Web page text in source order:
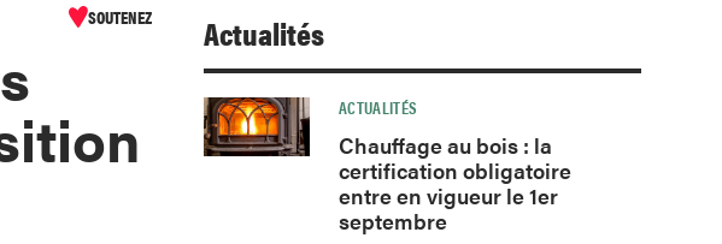
SOUTENEZ Actualités
ACTUALITÉS
Chauffage au bois : la
certification obligatoire
entre en vigueur le 1er
septembre